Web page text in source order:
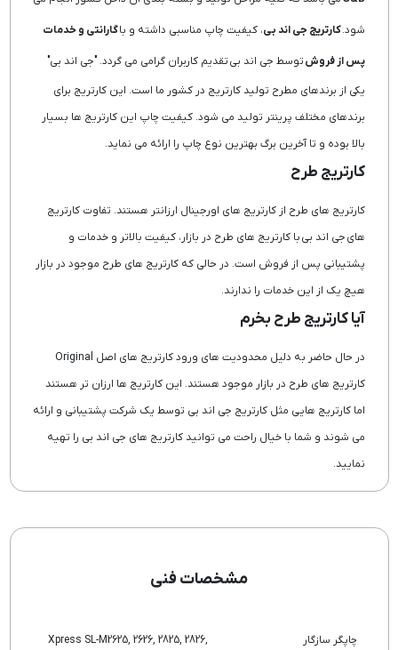
شود.کارتریج جی اند بی، کیفیت چاپ مناسبی داشته و باگارانتی و خدمات
پس از فروشتوسط جی اند بی تقدیم کاربران گرامی می گردد. "جی اند بی"
یکی از برندهای مطرح تولید کارتریج در کشور ما است. این کارتریج برای
برندهای مختلف پرینتر تولید می شود. کیفیت چاپ این کارتریج ها بسیار
بالا بوده و تا آخرین برگ بهترین نوع چاپ را ارائه می نماید.
کارتریج طرح
کارتریج های طرح از کارتریج های اورجینال ارزانتر هستند. تفاوت کارتریج
های جی اند بی با کارتریج های طرح در بازار، کیفیت بالاتر و خدمات و
پشتیبانی پس از فروش است. در حالی که کارتریج های طرح موجود در بازار
هیچ یک از این خدمات را ندارند.
آیا کارتریج طرح بخرم
در حال حاضر به دلیل محدودیت های ورود کارتریج های اصل Original
کارتریج های طرح در بازار موجود هستند. این کارتریج ها ارزان تر هستند
اما کارتریج هایی مثل کارتریج جی اند بی توسط یک شرکت پشتیبانی و ارائه
می شوند و شما با خیال راحت می توانید کارتریج های جی اند بی را تهیه
نمایید.
مشخصات فنی
چاپگر سازگار
Xpress SL-M2625, 2626, 2825, 2826,